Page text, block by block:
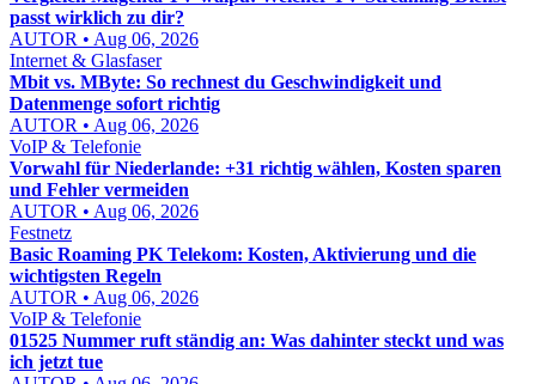
passt wirklich zu dir?
AUTOR • Aug 06, 2026
Internet & Glasfaser
Mbit vs. MByte: So rechnest du Geschwindigkeit und
Datenmenge sofort richtig
AUTOR • Aug 06, 2026
VoIP & Telefonie
Vorwahl für Niederlande: +31 richtig wählen, Kosten sparen
und Fehler vermeiden
AUTOR • Aug 06, 2026
Festnetz
Basic Roaming PK Telekom: Kosten, Aktivierung und die
wichtigsten Regeln
AUTOR • Aug 06, 2026
VoIP & Telefonie
01525 Nummer ruft ständig an: Was dahinter steckt und was
ich jetzt tue